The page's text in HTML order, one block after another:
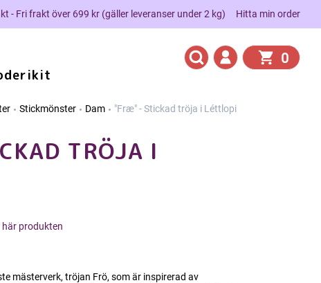
- Fri frakt över 699 kr (gäller leveranser under 2 kg) Hitta min order
0
Stickmönster Dam "Fræ" - Stickad tröja i Léttlopi
TRÖJA I
här produkten
mästerverk, tröjan Frö, som är inspirerad av